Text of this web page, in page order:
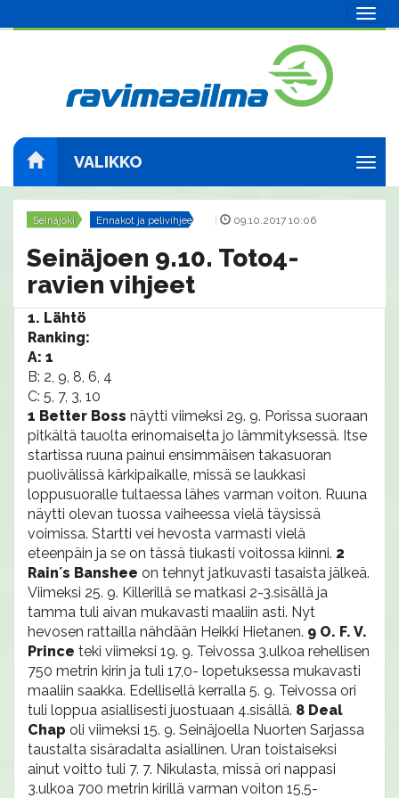
VALIKKO
Seinäjoki Ennakot ja pelivihjeet 09.10.2017 10:06
Seinäjoen 9.10. Toto4-
ravien vihjeet
1. Lähtö
Ranking:
A: 1
B: 2, 9, 8, 6, 4
C: 5, 7, 3, 10
1 Better Boss näytti viimeksi 29. 9. Porissa suoraan
pitkältä tauolta erinomaiselta jo lämmityksessä. Itse
startissa ruuna painui ensimmäisen takasuoran
puolivälissä kärkipaikalle, missä se laukkasi
loppusuoralle tultaessa lähes varman voiton. Ruuna
näytti olevan tuossa vaiheessa vielä täysissä
voimissa. Startti vei hevosta varmasti vielä
eteenpäin ja se on tässä tiukasti voitossa kiinni. 2
Rain´s Banshee on tehnyt jatkuvasti tasaista jälkeä.
Viimeksi 25. 9. Killerillä se matkasi 2-3.sisällä ja
tamma tuli aivan mukavasti maaliin asti. Nyt
hevosen rattailla nähdään Heikki Hietanen. 9 O. F. V.
Prince teki viimeksi 19. 9. Teivossa 3.ulkoa rehellisen
750 metrin kirin ja tuli 17,0- lopetuksessa mukavasti
maaliin saakka. Edellisellä kerralla 5. 9. Teivossa ori
tuli loppua asiallisesti juostuaan 4.sisällä. 8 Deal
Chap oli viimeksi 15. 9. Seinäjoella Nuorten Sarjassa
taustalta sisäradalta asiallinen. Uran toistaiseksi
ainut voitto tuli 7. 7. Nikulasta, missä ori nappasi
3.ulkoa 700 metrin kirillä varman voiton 15,5-